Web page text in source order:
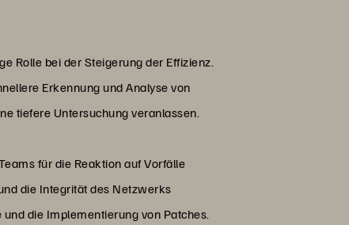
Rolle bei der Steigerung der Effizienz.
Erkennung und Analyse von
tiefere Untersuchung veranlassen.
für die Reaktion auf Vorfälle
die Integrität des Netzwerks
die Implementierung von Patches.